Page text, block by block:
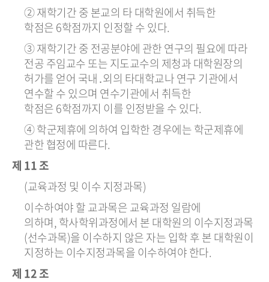
② 재학기간 중 본교의 타 대학원에서 취득한
학점은 6학점까지 인정할 수 있다.
③ 재학기간 중 전공분야에 관한 연구의 필요에 따라
전공 주임교수 또는 지도교수의 제청과 대학원장의
허가를 얻어 국내․외의 타대학교나 연구 기관에서
연수할 수 있으며 연수기관에서 취득한
학점은 6학점까지 이를 인정받을 수 있다.
④ 학군제휴에 의하여 입학한 경우에는 학군제휴에
관한 협정에 따른다.
제 11 조
(교육과정 및 이수 지정과목)
이수하여야 할 교과목은 교육과정 일람에
의하며, 학사학위과정에서 본 대학원의 이수지정과목
(선수과목)을 이수하지 않은 자는 입학 후 본 대학원이
지정하는 이수지정과목을 이수하여야 한다.
제 12 조